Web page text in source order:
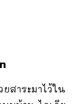
สาระมาไว้ใน